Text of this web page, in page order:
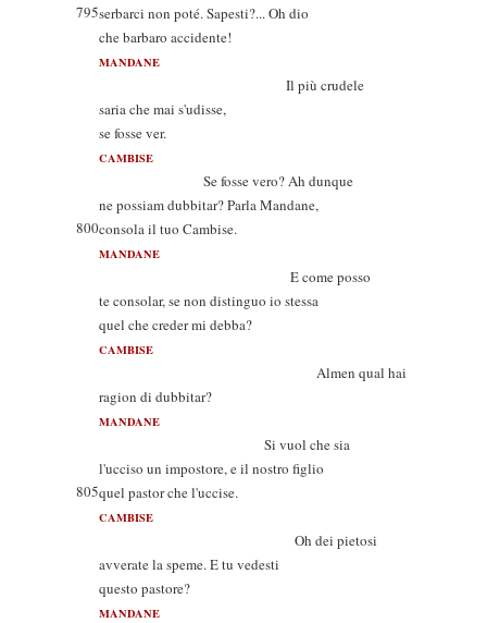
795serbarci non poté. Sapesti?... Oh dio
che barbaro accidente!
MANDANE
Il più crudele
saria che mai s'udisse,
se fosse ver.
CAMBISE
Se fosse vero? Ah dunque
ne possiam dubbitar? Parla Mandane,
800consola il tuo Cambise.
MANDANE
E come posso
te consolar, se non distinguo io stessa
quel che creder mi debba?
CAMBISE
Almen qual hai
ragion di dubbitar?
MANDANE
Si vuol che sia
l'ucciso un impostore, e il nostro figlio
805quel pastor che l'uccise.
CAMBISE
Oh dei pietosi
avverate la speme. E tu vedesti
questo pastore?
MANDANE